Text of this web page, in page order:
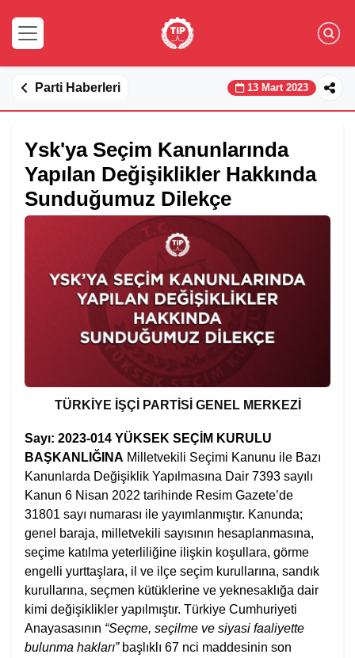
Parti Haberleri 13 Mart 2023
Ysk'ya Seçim Kanunlarında
Yapılan Değişiklikler Hakkında
Sunduğumuz Dilekçe
TÜRKİYE İŞÇİ PARTİSİ GENEL MERKEZİ
Sayı: 2023-014 YÜKSEK SEÇİM KURULU
BAŞKANLIĞINA Milletvekili Seçimi Kanunu ile Bazı
Kanunlarda Değişiklik Yapılmasına Dair 7393 sayılı
Kanun 6 Nisan 2022 tarihinde Resim Gazete’de
31801 sayı numarası ile yayımlanmıştır. Kanunda;
genel baraja, milletvekili sayısının hesaplanmasına,
seçime katılma yeterliliğine ilişkin koşullara, görme
engelli yurttaşlara, il ve ilçe seçim kurullarına, sandık
kurullarına, seçmen kütüklerine ve yeknesaklığa dair
kimi değişiklikler yapılmıştır. Türkiye Cumhuriyeti
Anayasasının “Seçme, seçilme ve siyasi faaliyette
bulunma hakları”başlıklı 67 nci maddesinin son